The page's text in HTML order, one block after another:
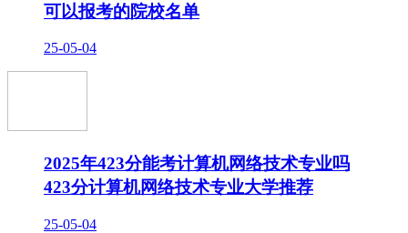
可以报考的院校名单
25-05-04
2025年423分能考计算机网络技术专业吗
423分计算机网络技术专业大学推荐
25-05-04